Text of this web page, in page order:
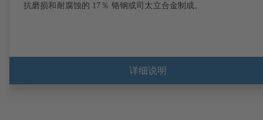
抗磨损和耐腐蚀的 17％ 铬钢或司太立合金制成。
详细说明